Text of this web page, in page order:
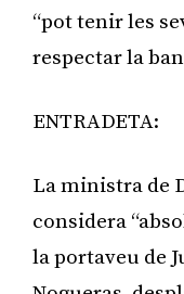
“pot tenir les
respectar la
ENTRADETA:
La ministra de
considera
la portaveu de